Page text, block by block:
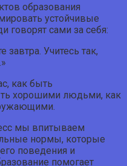
образования
устойчивые
говорят сами за себя:
завтра. Учитесь так,
как быть
хорошими людьми, как
мы впитываем
нормы, которые
поведения и
помогает